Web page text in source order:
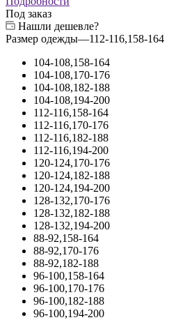
Под заказ
Нашли дешевле?
Размер одежды—112-116,158-164
104-108,158-164
104-108,170-176
104-108,182-188
104-108,194-200
112-116,158-164
112-116,170-176
112-116,182-188
112-116,194-200
120-124,170-176
120-124,182-188
120-124,194-200
128-132,170-176
128-132,182-188
128-132,194-200
88-92,158-164
88-92,170-176
88-92,182-188
96-100,158-164
96-100,170-176
96-100,182-188
96-100,194-200